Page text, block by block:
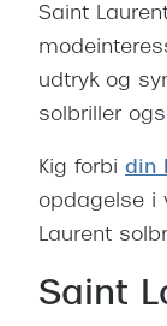
Saint
udtryk og
solbriller
Kig forbi din
opdagelse i
Laurent
Saint